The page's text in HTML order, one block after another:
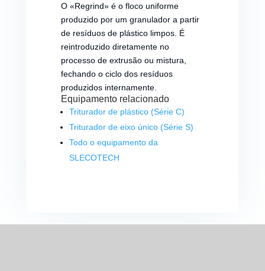
O «Regrind» é o floco uniforme
produzido por um granulador a partir
de resíduos de plástico limpos. É
reintroduzido diretamente no
processo de extrusão ou mistura,
fechando o ciclo dos resíduos
produzidos internamente.
Equipamento relacionado
Triturador de plástico (Série C)
Triturador de eixo único (Série S)
Todo o equipamento da
SLECOTECH